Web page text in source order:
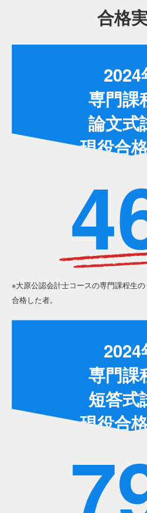
合格
2024
専門課
論文式
現役合
※大原公認会計士コースの専門課程生
合格した者。
2024
専門課
短答式
現役合